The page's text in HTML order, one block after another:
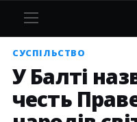
СУСПІЛЬСТВО
У Балті
честь